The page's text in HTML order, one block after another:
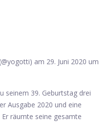
(@yogotti) am 29. Juni 2020 um
seinem 39. Geburtstag drei
Ausgabe 2020 und eine
räumte seine gesamte